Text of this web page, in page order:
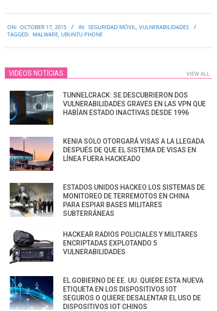
10-
ON: OCTOBER 17, 2015 IN: SEGURIDAD MÓVIL, VULNERABILIDADES
TAGGED: MALWARE, UBUNTU PHONE
VIDEOS NOTICIAS VIEW ALL
TUNNELCRACK: SE DESCUBRIERON DOS
VULNERABILIDADES GRAVES EN LAS VPN QUE
HABÍAN ESTADO INACTIVAS DESDE 1996
KENIA SOLO OTORGARÁ VISAS A LA LLEGADA
DESPUÉS DE QUE EL SISTEMA DE VISAS EN
LÍNEA FUERA HACKEADO
ESTADOS UNIDOS HACKEO LOS SISTEMAS DE
MONITOREO DE TERREMOTOS EN CHINA
PARA ESPIAR BASES MILITARES
SUBTERRÁNEAS
HACKEAR RADIOS POLICIALES Y MILITARES
ENCRIPTADAS EXPLOTANDO 5
VULNERABILIDADES
EL GOBIERNO DE EE. UU. QUIERE ESTA NUEVA
ETIQUETA EN LOS DISPOSITIVOS IOT
SEGUROS O QUIERE DESALENTAR EL USO DE
DISPOSITIVOS IOT CHINOS